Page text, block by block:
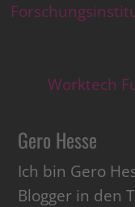
Worktech
Gero Hesse
Ich bin Gero
Blogger in den